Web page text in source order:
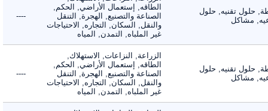
حلول تقنيه, حلول
مشاكل
الطاقه, إستعمال الأراضي, الحكم,
الصناعة والتصنيع, الهجرة, التنقل
والنقل, السكان, التجاره, الاحتياجات
غير الملباه, التمدن, المياه
----
حلول تقنيه, حلول
مشاكل
الزراعة, النزاعات, الاستهلاك,
الطاقه, إستعمال الأراضي, الحكم,
الصناعة والتصنيع, الهجرة, التنقل
والنقل, السكان, التجاره, الاحتياجات
غير الملباه, التمدن, المياه
----